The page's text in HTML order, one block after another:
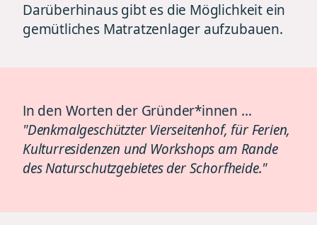
Darüberhinaus gibt es die Möglichkeit ein
gemütliches Matratzenlager aufzubauen.
In den Worten der Gründer*innen …
"Denkmalgeschützter Vierseitenhof, für Ferien,
Kulturresidenzen und Workshops am Rande
des Naturschutzgebietes der Schorfheide."